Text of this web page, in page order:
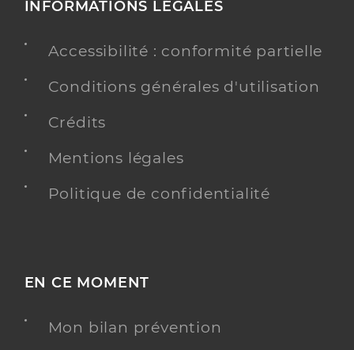
INFORMATIONS LÉGALES
Accessibilité : conformité partielle
Conditions générales d'utilisation
Crédits
Mentions légales
Politique de confidentialité
EN CE MOMENT
Mon bilan prévention